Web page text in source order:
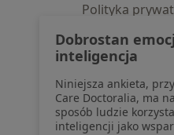
Polityka
pozyskaliśmy
Polityka cookies
Jak działają
Dostępność
O nas
Dobrostan
inteligencja
Niniejsza ankieta,
Care Doctoralia, ma
sposób ludzie
inteligencji jako